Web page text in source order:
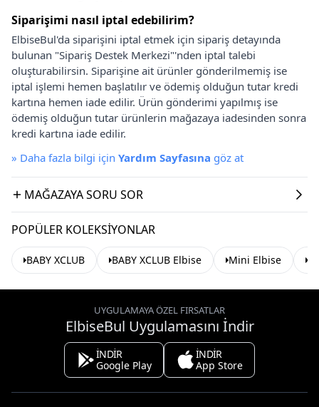
Siparişimi nasıl iptal edebilirim?
ElbiseBul'da siparişini iptal etmek için sipariş detayında
bulunan "Sipariş Destek Merkezi"'nden iptal talebi
oluşturabilirsin. Siparişine ait ürünler gönderilmemiş ise
iptal işlemi hemen başlatılır ve ödemiş olduğun tutar kredi
kartına hemen iade edilir. Ürün gönderimi yapılmış ise
ödemiş olduğun tutar ürünlerin mağazaya iadesinden sonra
kredi kartına iade edilir.
» Daha fazla bilgi için Yardım Sayfasına göz at
MAĞAZAYA SORU SOR
POPÜLER KOLEKSIYONLAR
BABY XCLUB BABY XCLUB Elbise Mini Elbise
UYGULAMAYA ÖZEL FIRSATLAR
ElbiseBul Uygulamasını İndir
İNDİR
Google Play
İNDİR
App Store